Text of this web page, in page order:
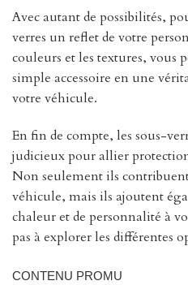
Avec autant de possibilités,
verres un reflet de votre
couleurs et les textures, vous
simple accessoire en une
votre véhicule.
En fin de compte, les sous-
judicieux pour allier
Non seulement ils
véhicule, mais ils ajoutent
chaleur et de personnalité à
pas à explorer les différentes